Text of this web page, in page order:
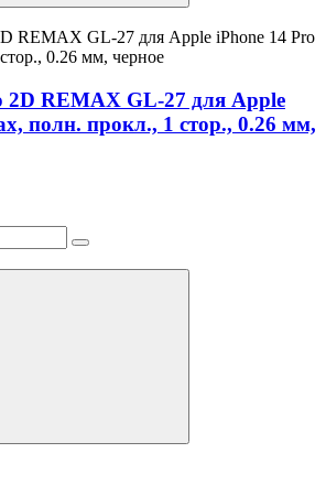
2D REMAX GL-27 для Apple
полн. прокл., 1 стор., 0.26 мм,